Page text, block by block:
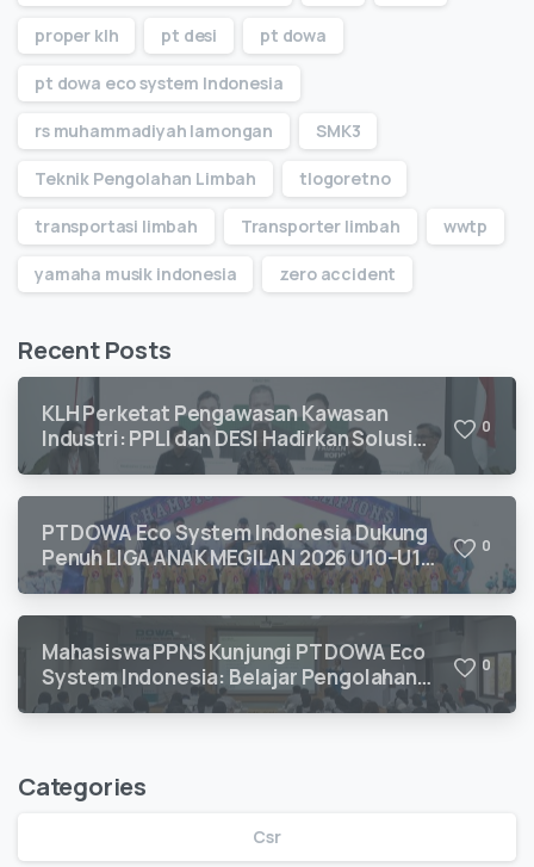
proper klh pt desi pt dowa
pt dowa eco system Indonesia
rs muhammadiyah lamongan SMK3
Teknik Pengolahan Limbah tlogoretno
transportasi limbah Transporter limbah wwtp
yamaha musik indonesia zero accident
Recent Posts
KLH Perketat Pengawasan Kawasan
Industri: PPLI dan DESI Hadirkan Solusi
Kepatuhan Lingkungan
0
PT DOWA Eco System Indonesia Dukung
Penuh LIGA ANAK MEGILAN 2026 U10–U12
untuk Pengembangan Talenta Sepak Bola
0
Mahasiswa PPNS Kunjungi PT DOWA Eco
System Indonesia: Belajar Pengolahan
Limbah B3 Langsung dari Ahlinya
0
Categories
Csr